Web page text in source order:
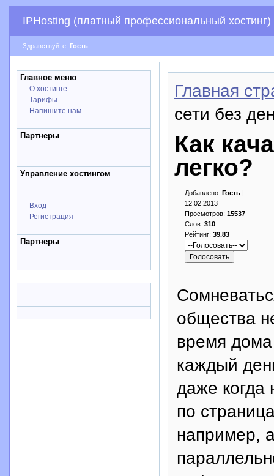
IPHosting (платный профессиональный хостинг)
Здравствуйте, Гость
Главное меню
О хостинге
Тарифы
Напишите нам
Партнеры
Управление хостингом
Вход
Регистрация
Партнеры
Главная
сети без
Как
легко?
Добавлено: Гость |
12.02.2013
Просмотров: 15537
Слов: 310
Рейтинг: 39.83
общества
время
каждый
даже когда
по
например,